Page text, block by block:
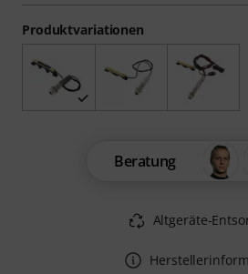
Produktvariationen
Beratung
Altgeräte-